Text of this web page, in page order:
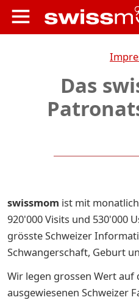
Das
swissmom ist mit
920'000 Visits und 530'000
grösste Schweizer
Schwangerschaft, Geburt
Wir legen grossen Wert
ausgewiesenen Schweizer